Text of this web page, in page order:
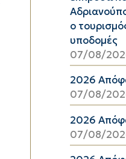
ο
υποδομές
07/08/
2026
07/08/
2026
07/08/